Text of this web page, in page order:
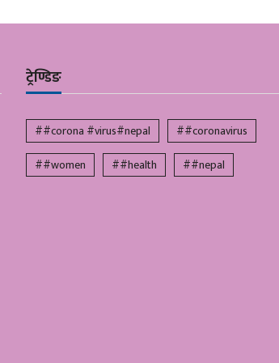
ट्रेण्डिङ
##corona #virus#nepal
##coronavirus
##women
##health ##nepal